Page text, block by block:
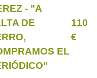
- "A
DE
EL
110
€